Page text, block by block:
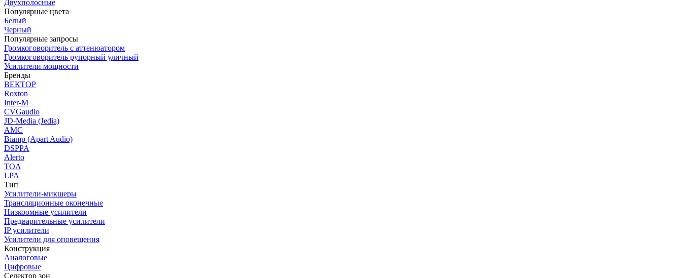
Двухполосные
Популярные цвета
Белый
Черный
Популярные запросы
Громкоговоритель с аттенюатором
Громкоговоритель рупорный уличный
Усилители мощности
Бренды
ВЕКТОР
Roxton
Inter-M
CVGaudio
JD-Media (Jedia)
AMC
Biamp (Apart Audio)
DSPPA
Alerto
TOA
LPA
Тип
Усилители-микшеры
Трансляционные оконечные
Низкоомные усилители
Предварительные усилители
IP усилители
Усилители для оповещения
Конструкция
Аналоговые
Цифровые
Селектор зон